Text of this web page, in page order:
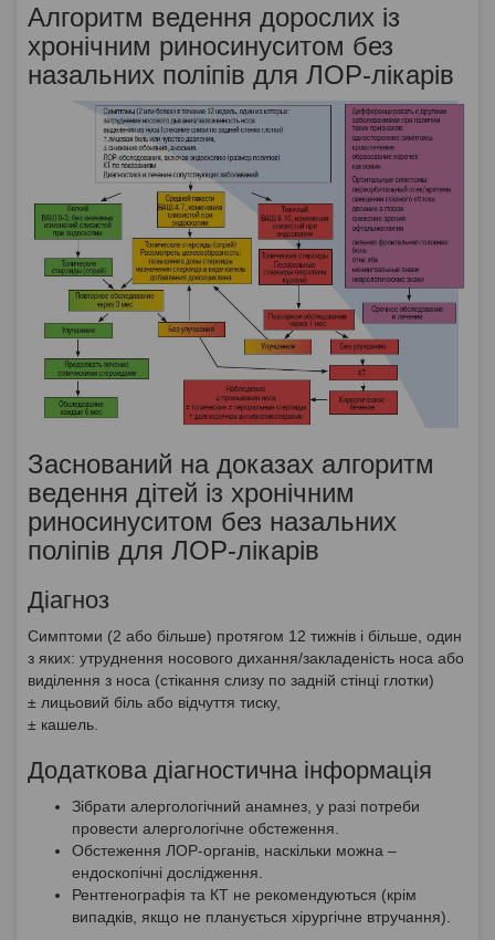
Алгоритм ведення дорослих із
хронічним риносинуситом без
назальних поліпів для ЛОР-лікарів
Заснований на доказах алгоритм
ведення дітей із хронічним
риносинуситом без назальних
поліпів для ЛОР-лікарів
Діагноз
Симптоми (2 або більше) протягом 12 тижнів і більше, один
з яких: утруднення носового дихання/закладеність носа або
виділення з носа (стікання слизу по задній стінці глотки)
± лицьовий біль або відчуття тиску,
± кашель.
Додаткова діагностична інформація
Зібрати алергологічний анамнез, у разі потреби
провести алергологічне обстеження.
Обстеження ЛОР-органів, наскільки можна –
ендоскопічні дослідження.
Рентгенографія та КТ не рекомендуються (крім
випадків, якщо не планується хірургічне втручання).